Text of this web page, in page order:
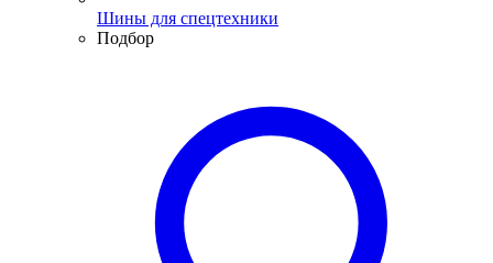
Шины для спецтехники
Подбор